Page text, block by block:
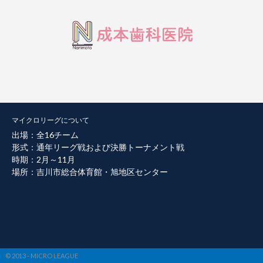
マイクロリーグについて
出場：全16チーム
形式：通年リーグ戦および決勝トーナメント戦
時期：2月～11月
場所：吉川市総合体育館・旭地区センター
© 2013 - MICRO LEAGUE